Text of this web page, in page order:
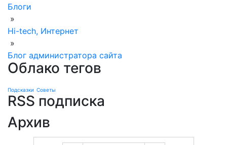
Блоги
»
Hi-tech, Интернет
»
Блог администратора сайта
Облако тегов
Подсказки Советы
RSS подписка
Архив